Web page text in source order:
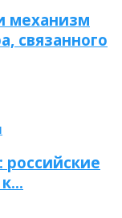
механизм
связанного